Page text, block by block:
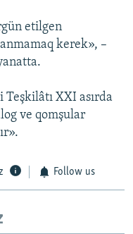
etilgen
kerek», –
XXI asırda
ve qomşular
Follow us